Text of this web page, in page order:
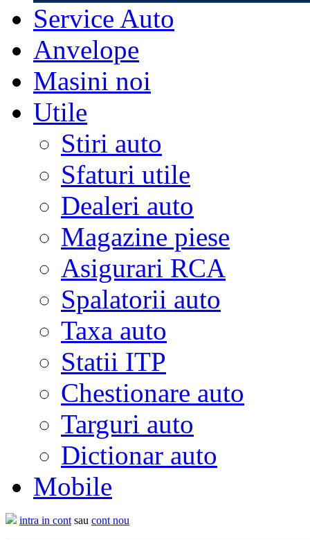
Service Auto
Anvelope
Masini noi
Utile
Stiri auto
Sfaturi utile
Dealeri auto
Magazine piese
Asigurari RCA
Spalatorii auto
Taxa auto
Statii ITP
Chestionare auto
Targuri auto
Dictionar auto
Mobile
intra in cont sau cont nou